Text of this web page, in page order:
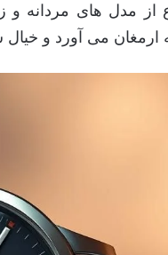
از مدل های مردانه و
ارمغان می آورد و